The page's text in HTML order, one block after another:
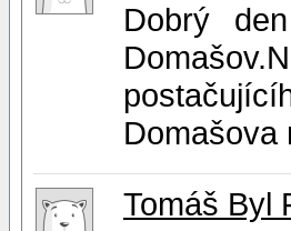
Dobrý
Domašova
Tomáš Byl